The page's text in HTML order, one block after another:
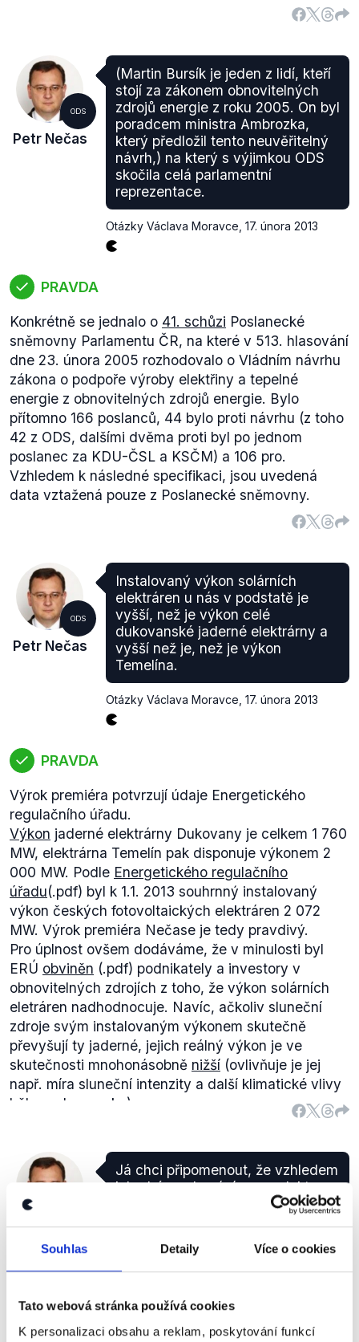
Souhlas Detaily Více o cookies
Tato webová stránka používá cookies
K personalizaci obsahu a reklam, poskytování funkcí
ODS
Petr Nečas
(Martin Bursík je jeden z lidí, kteří
stojí za zákonem obnovitelných
zdrojů energie z roku 2005. On byl
poradcem ministra Ambrozka,
který předložil tento neuvěřitelný
návrh,) na který s výjimkou ODS
skočila celá parlamentní
reprezentace.
Otázky Václava Moravce 17. února 2013
PRAVDA
Konkrétně se jednalo o 41. schůzi Poslanecké
sněmovny Parlamentu ČR, na které v 513. hlasování
dne 23. února 2005 rozhodovalo o Vládním návrhu
zákona o podpoře výroby elektřiny a tepelné
energie z obnovitelných zdrojů energie. Bylo
přítomno 166 poslanců, 44 bylo proti návrhu (z toho
42 z ODS, dalšími dvěma proti byl po jednom
poslanec za KDU-ČSL a KSČM) a 106 pro.
Vzhledem k následné specifikaci, jsou uvedená
data vztažená pouze z Poslanecké sněmovny.
ODS
Petr Nečas
Instalovaný výkon solárních
elektráren u nás v podstatě je
vyšší, než je výkon celé
dukovanské jaderné elektrárny a
vyšší než je, než je výkon
Temelína.
Otázky Václava Moravce 17. února 2013
PRAVDA
Výrok premiéra potvrzují údaje Energetického
regulačního úřadu.
Výkon jaderné elektrárny Dukovany je celkem 1 760
MW, elektrárna Temelín pak disponuje výkonem 2
000 MW. Podle Energetického regulačního
úřadu(.pdf) byl k 1.1. 2013 souhrnný instalovaný
výkon českých fotovoltaických elektráren 2 072
MW. Výrok premiéra Nečase je tedy pravdivý.
Pro úplnost ovšem dodáváme, že v minulosti byl
ERÚ obviněn (.pdf) podnikately a investory v
obnovitelných zdrojích z toho, že výkon solárních
eletráren nadhodnocuje. Navíc, ačkoliv sluneční
zdroje svým instalovaným výkonem skutečně
převyšují ty jaderné, jejich reálný výkon je ve
skutečnosti mnohonásobně nižší (ovlivňuje je jej
např. míra sluneční intenzity a další klimatické vlivy
během dne a roku).
Já chci připomenout, že vzhledem
k hrubému domácímu produktu
instalovaný výkon solárních
elektráren v České republice je
unii a že je vyšší než v jižních
zemích typu Itálie nebo